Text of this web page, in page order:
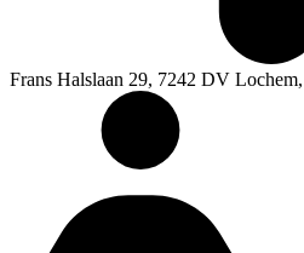
Frans Halslaan 29, 7242 DV